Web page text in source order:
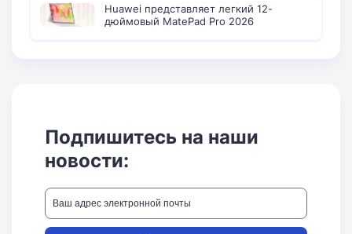
Huawei представляет легкий 12-
дюймовый MatePad Pro 2026
Подпишитесь на наши
новости: